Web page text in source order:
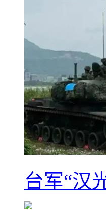
台军“汉